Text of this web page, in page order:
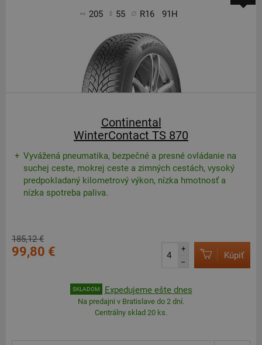
205 55 R16 91H
Continental
WinterContact TS 870
Vyvážená pneumatika, bezpečné a presné ovládanie na
suchej ceste, mokrej ceste a zimných cestách, vysoký
predpokladaný kilometrový výkon, nízka hmotnosť a
nízka spotreba paliva.
185,12 €
99,80 €
+
–
Kúpiť
SKLADOM Expedujeme ešte dnes
Na predajni v Bratislave do 2 dní.
Centrálny sklad 20 ks.